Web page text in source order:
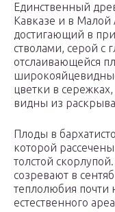
Единственный
Кавказе и в Малой
достигающий в
стволами, серой с
отслаивающейся
цветки в
видны из
Плоды в
которой
толстой
созревают в
теплолюбия почти
естественного